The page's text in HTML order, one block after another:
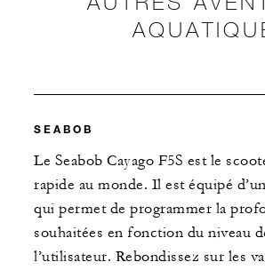
SEABOB
Le Seabob Cayago F5S est le
rapide au monde. Il est équipé
qui permet de programmer la
souhaitées en fonction du niveau
l’utilisateur. Rebondissez sur les